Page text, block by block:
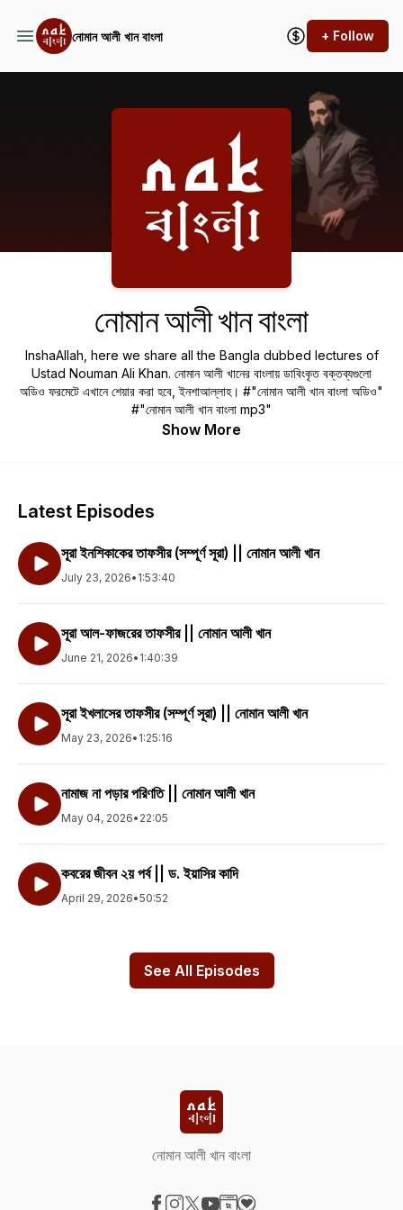
নোমান আলী খান বাংলা + Follow
নোমান আলী খান বাংলা
InshaAllah, here we share all the Bangla dubbed lectures of
Ustad Nouman Ali Khan. নোমান আলী খানের বাংলায় ডাবিংকৃত বক্তব্যগুলো
অডিও ফরমেটে এখানে শেয়ার করা হবে, ইনশাআল্লাহ। #"নোমান আলী খান বাংলা অডিও"
#"নোমান আলী খান বাংলা mp3"
Show More
Latest Episodes
সূরা ইনশিকাকের তাফসীর (সম্পূর্ণ সূরা) || নোমান আলী খান
July 23, 2026• 1:53:40
সূরা আল-ফাজরের তাফসীর || নোমান আলী খান
June 21, 2026• 1:40:39
সূরা ইখলাসের তাফসীর (সম্পূর্ণ সূরা) || নোমান আলী খান
May 23, 2026• 1:25:16
নামাজ না পড়ার পরিণতি || নোমান আলী খান
May 04, 2026• 22:05
কবরের জীবন ২য় পর্ব || ড. ইয়াসির কাদি
April 29, 2026•50:52
See All Episodes
নোমান আলী খান বাংলা